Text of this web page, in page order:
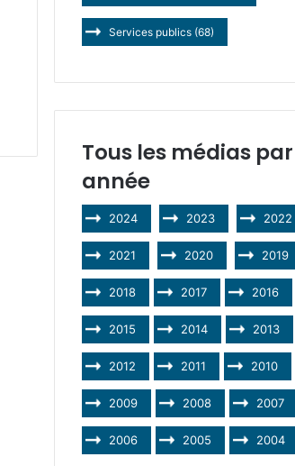
Services publics (68)
Tous les médias par
année
2024 2023 2022
2021 2020 2019
2018 2017 2016
2015 2014 2013
2012 2011 2010
2009 2008 2007
2006 2005 2004